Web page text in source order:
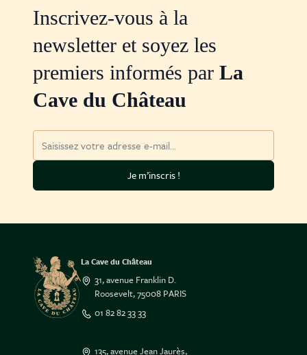
Inscrivez-vous à la
newsletter et soyez les
premiers informés par La
Cave du Château
Je m’inscris !
La Cave du Château
31, avenue Franklin D.
Roosevelt, 75008 PARIS
01 82 82 33 33
135, avenue Jean Jaurès,